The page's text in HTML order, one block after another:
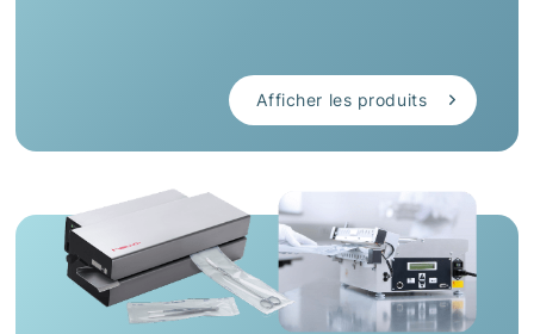
Afficher les produits